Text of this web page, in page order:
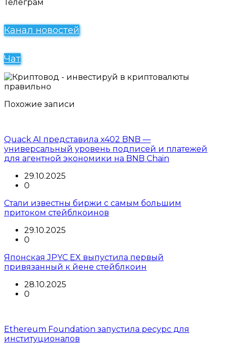
Телеграм
Канал новостей
Чат
Похожие записи
Quack AI представила x402 BNB —
универсальный уровень подписей и платежей
для агентной экономики на BNB Chain
29.10.2025
0
Стали известны биржи с самым большим
притоком стейблкоинов
29.10.2025
0
Японская JPYC EX выпустила первый
привязанный к йене стейблкоин
28.10.2025
0
Ethereum Foundation запустила ресурс для
институционалов